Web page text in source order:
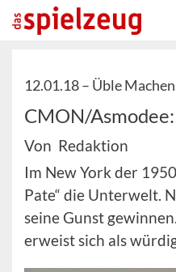
12.01.18 – Üble
CMON/
Von Redaktion
Im New York der
Pate“ die Unterwelt.
seine Gunst
erweist sich als